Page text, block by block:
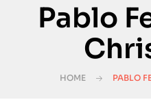
Pablo
HOME PABLO